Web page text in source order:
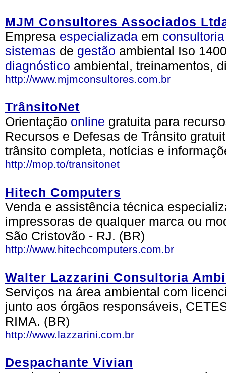
MJM Consultores Associados
Empresa especializada em consultoria
sistemas de gestão ambiental Iso
diagnóstico ambiental, treinamentos,
http://www.mjmconsultores.com.br
TrânsitoNet
Orientação online gratuita para
Recursos e Defesas de Trânsito
trânsito completa, notícias e
http://mop.to/transitonet
Hitech Computers
Venda e assistência técnica
impressoras de qualquer marca ou
São Cristovão - RJ. (BR)
http://www.hitechcomputers.com.br
Walter Lazzarini Consultoria
Serviços na área ambiental com
junto aos órgãos responsáveis,
RIMA. (BR)
http://www.lazzarini.com.br
Despachante Vivian